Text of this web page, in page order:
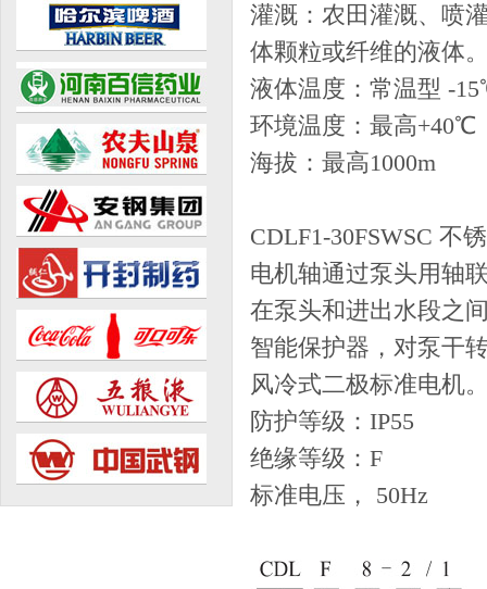
灌溉：农田灌溉、喷
体颗粒或纤维的液体
液体温度：常温型 -
环境温度：最高+40℃
海拔：最高1000m
CDLF1-30FSWSC 不
电机轴通过泵头用轴
在泵头和进出水段之
智能保护器，对泵干
风冷式二极标准电机
防护等级：IP55
绝缘等级：F
标准电压， 50Hz